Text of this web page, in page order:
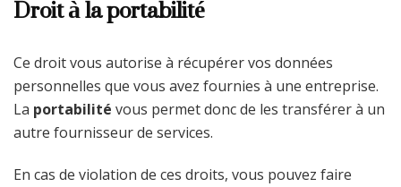
Ce droit vous autorise à récupérer vos données
personnelles que vous avez fournies à une entreprise.
La portabilité vous permet donc de les transférer à un
autre fournisseur de services.
En cas de violation de ces droits, vous pouvez faire